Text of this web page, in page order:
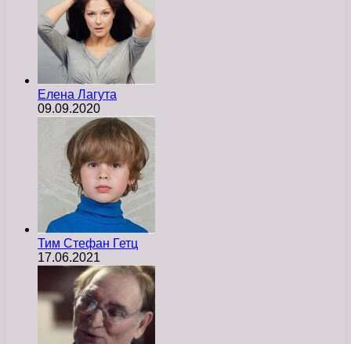
Елена Лагута
09.09.2020
Тим Стефан Гетц
17.06.2021